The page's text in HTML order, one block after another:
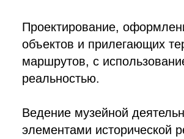
Проектирование,
объектов и прилегающих
маршрутов, с
реальностью.
Ведение музейной
элементами исторической